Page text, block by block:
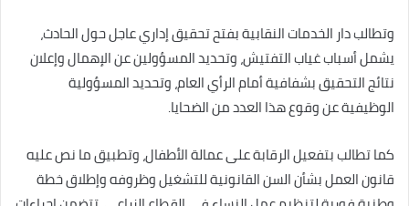
وتطالب دار الخدمات النقابية بفتح تحقيق إداري عاجل حول الحادث،
يشمل أسباب غياب التفتيش، وتحديد المسؤولين عن الإهمال وإعلان
نتائج التحقيق بشفافية أمام الرأي العام، وتحديد المسؤولية
الوظيفية عن وقوع هذا العدد من الضحايا.
كما تطالب بتفعيل الرقابة على عمالة الأطفال، وتطبيق ما نص عليه
قانون العمل بشأن السن القانونية للتشغيل وظروفه وإطلاق خطة